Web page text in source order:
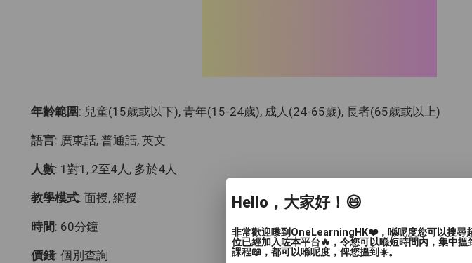
年齡範圍: 兒童(15歲或以下), 青年(15-24歲), 成人(24-65歲), 長者(65歲或以上)
語言: 廣東話, 普通話, 英文
人數: 1對1, 2至4人, 多於4人
教學模式: 面授, 網授
時間: 60分鐘
價錢: 個別查詢
Hello，大家好！😄
非常歡迎嚟到OneLearningHK❤️，喺呢度您可以搜尋
位已經加入咗本平台🔥，令您可以喺短時間內，集中
課程📖，都可以喺呢度，俾您搵到☀️。